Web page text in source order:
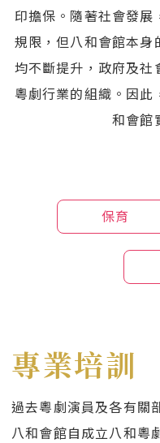
印擔保。隨著社會發
規限，但八和會館本身
均不斷提升，政府及社
粵劇行業的組織。因
和會館
保育
專業培訓
過去粵劇演員及各有關
八和會館自成立八和粵